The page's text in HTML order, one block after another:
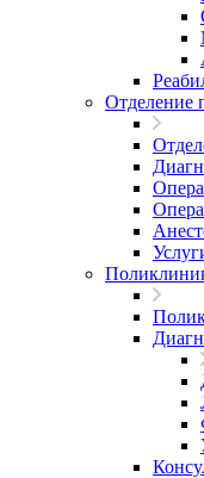
Отделение